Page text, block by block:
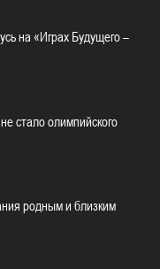
на «Играх Будущего –
стало олимпийского
родным и близким